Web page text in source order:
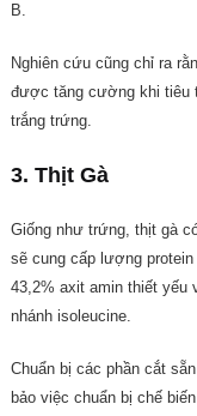
B.
Nghiên cứu cũng chỉ ra
được tăng cường khi tiêu
trắng trứng.
3. Thịt Gà
Giống như trứng, thịt gà
sẽ cung cấp lượng
43,2% axit amin thiết yếu
nhánh isoleucine.
Chuẩn bị các phần cắt
bảo việc chuẩn bị chế